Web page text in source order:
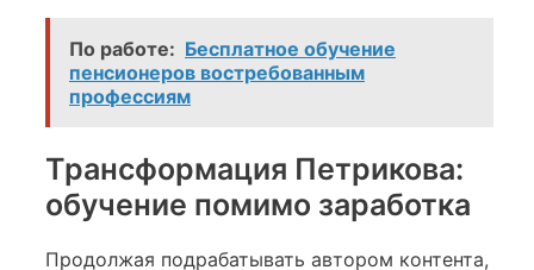
По работе: Бесплатное обучение
пенсионеров востребованным
профессиям
Трансформация Петрикова:
обучение помимо заработка
Продолжая подрабатывать автором контента,